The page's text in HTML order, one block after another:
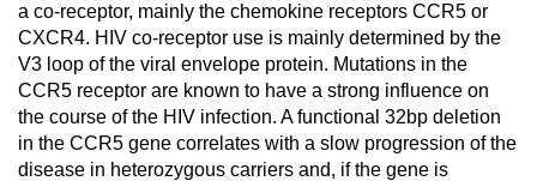
a co-receptor, mainly the chemokine receptors CCR5 or
CXCR4. HIV co-receptor use is mainly determined by the
V3 loop of the viral envelope protein. Mutations in the
CCR5 receptor are known to have a strong influence on
the course of the HIV infection. A functional 32bp deletion
in the CCR5 gene correlates with a slow progression of the
disease in heterozygous carriers and, if the gene is